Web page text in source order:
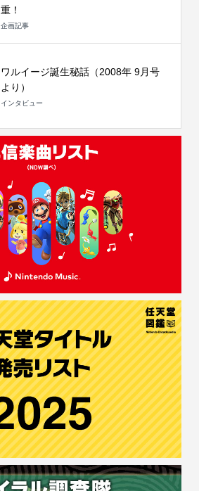
重！
企画記事
ワルイージ誕生秘話（2008年 9月号
より）
インタビュー